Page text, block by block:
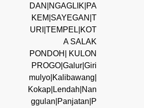
DAN|NGAGLIK|PA
KEM|SAYEGAN|T
URI|TEMPEL|KOT
A SALAK
PONDOH| KULON
PROGO|Galur|Giri
mulyo|Kalibawang|
Kokap|Lendah|Nan
ggulan|Panjatan|P